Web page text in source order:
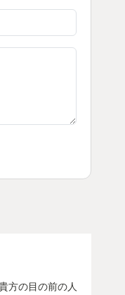
ようとする。
ように…
すべて正しい
方の目の前の人